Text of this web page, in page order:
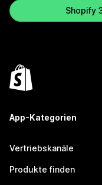
Shopify
App-Kategorien
Vertriebskanäle
Produkte finden